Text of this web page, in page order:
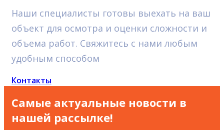
Наши специалисты готовы выехать на ваш
объект для осмотра и оценки сложности и
объема работ. Свяжитесь с нами любым
удобным способом
Контакты
Самые актуальные новости в
нашей рассылке!